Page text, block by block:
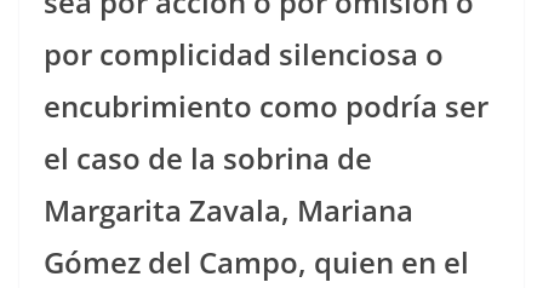
por complicidad silenciosa o
encubrimiento como podría ser
el caso de la sobrina de
Margarita Zavala, Mariana
Gómez del Campo, quien en el